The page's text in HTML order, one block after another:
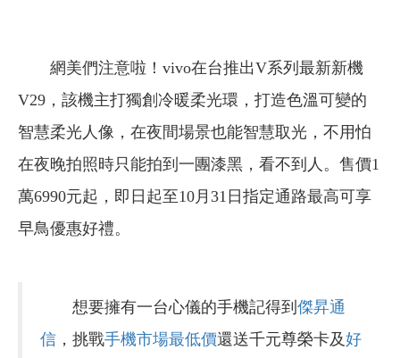
網美們注意啦！vivo在台推出V系列最新新機
V29，該機主打獨創冷暖柔光環，打造色溫可變的
智慧柔光人像，在夜間場景也能智慧取光，不用怕
在夜晚拍照時只能拍到一團漆黑，看不到人。售價1
萬6990元起，即日起至10月31日指定通路最高可享
早鳥優惠好禮。
想要擁有一台心儀的手機記得到 傑昇通
信 ，挑戰手機市場最低價還送千元尊榮卡及好